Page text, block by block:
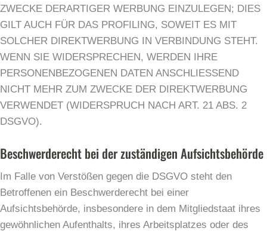
ZWECKE DERARTIGER WERBUNG EINZULEGEN; DIES
GILT AUCH FÜR DAS PROFILING, SOWEIT ES MIT
SOLCHER DIREKTWERBUNG IN VERBINDUNG STEHT.
WENN SIE WIDERSPRECHEN, WERDEN IHRE
PERSONENBEZOGENEN DATEN ANSCHLIESSEND
NICHT MEHR ZUM ZWECKE DER DIREKTWERBUNG
VERWENDET (WIDERSPRUCH NACH ART. 21 ABS. 2
DSGVO).
Beschwerde­recht bei der zuständigen Aufsichts­behörde
Im Falle von Verstößen gegen die DSGVO steht den
Betroffenen ein Beschwerderecht bei einer
Aufsichtsbehörde, insbesondere in dem Mitgliedstaat ihres
gewöhnlichen Aufenthalts, ihres Arbeitsplatzes oder des